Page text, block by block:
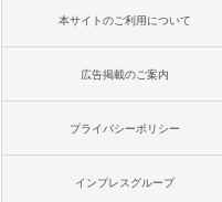
本サイトのご利用について
広告掲載のご案内
プライバシーポリシー
インプレスグループ